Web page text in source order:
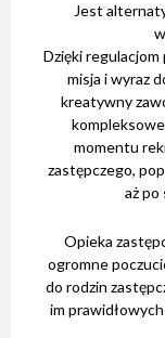
Jest
Dzięki
misja i wyraz
kreatywny
momentu
zastępczego,
aż po
Opieka
ogromne
do rodzin
im